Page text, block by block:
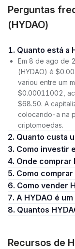
Perguntas
(HYDAO)
1. Quanto está
Em 8 de ago de
(HYDAO) é
variou entre um
$0.00011002,
$68.50. A
colocando-a na
criptomoedas.
2. Quanto custa
3. Como investir
4. Onde
5. Como
6. Como vender
7. A HYDAO é
8. Quantos
Recursos de